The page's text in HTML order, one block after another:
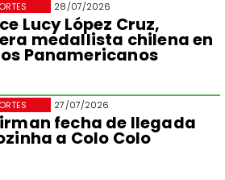
28/07/2026
Lucy López Cruz,
medallista chilena en
Panamericanos
27/07/2026
fecha de llegada
a Colo Colo